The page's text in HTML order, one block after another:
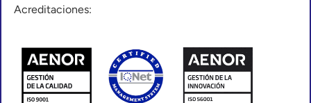
Acreditaciones: